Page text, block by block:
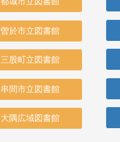
曽於市立図書館
三股町立図書館
串間市立図書館
大隅広域図書館